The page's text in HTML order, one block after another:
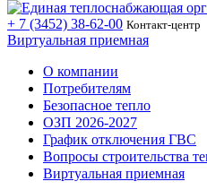
+ 7 (3452) 38-62-00 Контакт-центр
Виртуальная приемная
О компании
Потребителям
Безопасное тепло
ОЗП 2026-2027
График отключения ГВС
Вопросы строительства
Виртуальная приемная